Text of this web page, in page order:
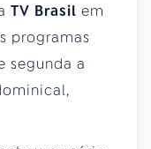
TV Brasil em
programas
segunda a